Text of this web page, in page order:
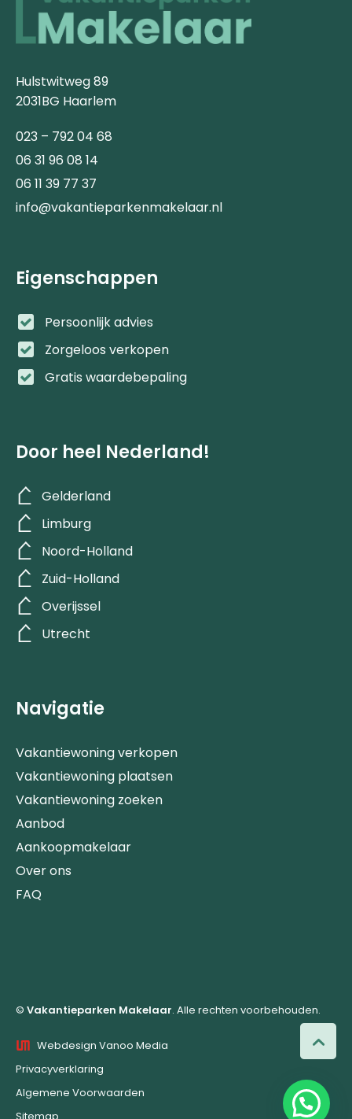
Hulstwitweg 89
2031BG Haarlem
023 – 792 04 68
06 31 96 08 14
06 11 39 77 37
info@vakantieparkenmakelaar.nl
Eigenschappen
Persoonlijk advies
Zorgeloos verkopen
Gratis waardebepaling
Door heel Nederland!
Gelderland
Limburg
Noord-Holland
Zuid-Holland
Overijssel
Utrecht
Navigatie
Vakantiewoning verkopen
Vakantiewoning plaatsen
Vakantiewoning zoeken
Aanbod
Aankoopmakelaar
Over ons
FAQ
© Vakantieparken Makelaar. Alle rechten voorbehouden.
Webdesign Vanoo Media
Privacyverklaring
Algemene Voorwaarden